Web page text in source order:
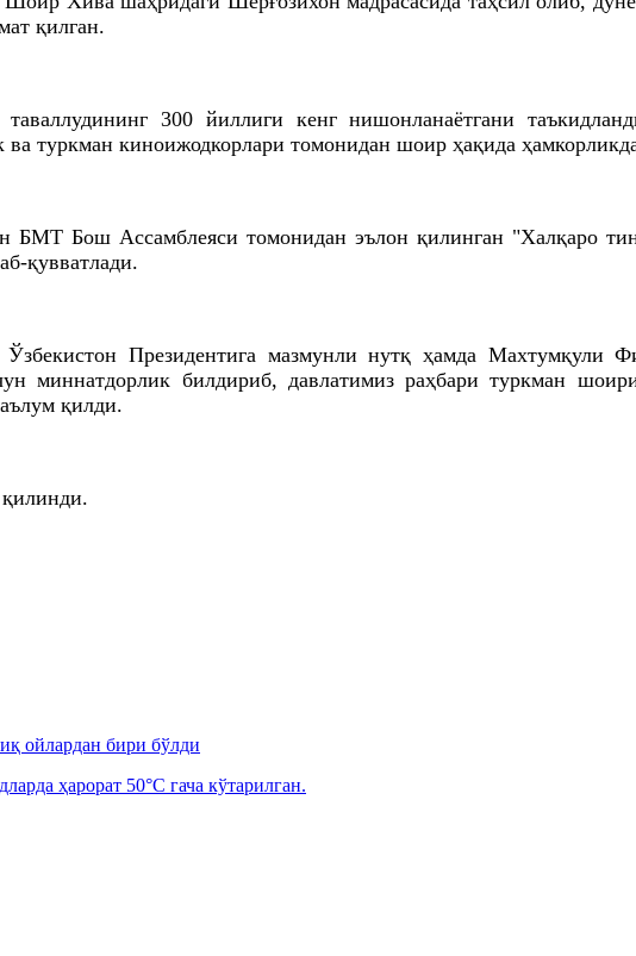
қилган.
300 йиллиги кенг нишонланаётгани
ва туркман киноижодкорлари томонидан шоир ҳақида
БМТ Бош Ассамблеяси томонидан эълон қилинган "Халқаро
қувватлади.
Президентига мазмунли нутқ ҳамда Махтумқули
миннатдорлик билдириб, давлатимиз раҳбари туркман
қилди.
ойлардан бири бўлди
ҳарорат 50°C гача кўтарилган.